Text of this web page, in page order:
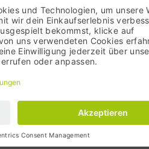
Bestpreis: 4,95 €
UVP: 11,99 €